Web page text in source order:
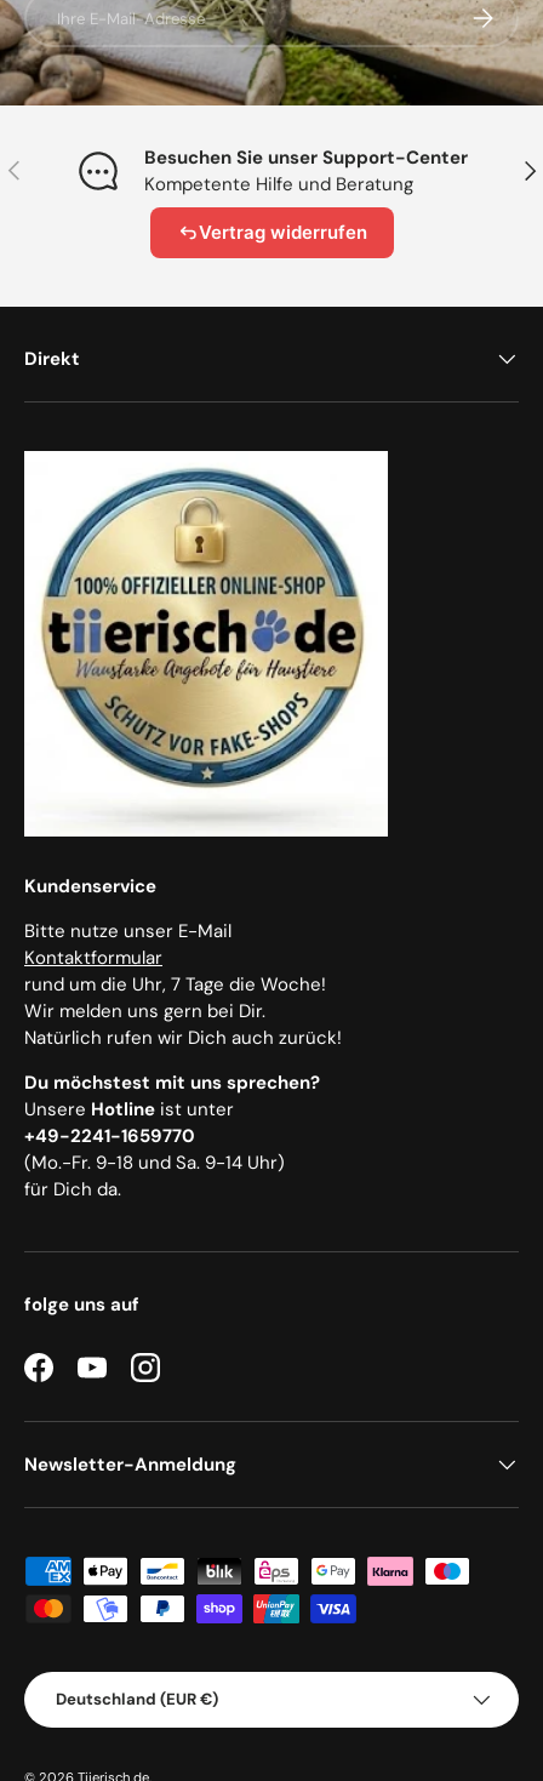
Vorherige
Besuchen Sie unser Support-Center
Kompetente Hilfe und Beratung
Vertrag widerrufen
Direkt
Kundenservice
Bitte nutze unser E-Mail
Kontaktformular
rund um die Uhr, 7 Tage die Woche!
Wir melden uns gern bei Dir.
Natürlich rufen wir Dich auch zurück!
Du möchstest mit uns sprechen?
Unsere Hotline ist unter
+49-2241-1659770
(Mo.-Fr. 9-18 und Sa. 9-14 Uhr)
für Dich da.
folge uns auf
FacebookYouTubeInstagram
Newsletter-Anmeldung
Zahlungsmethoden
Land/Region
Deutschland (EUR €)
© 2026 Tiierisch.de